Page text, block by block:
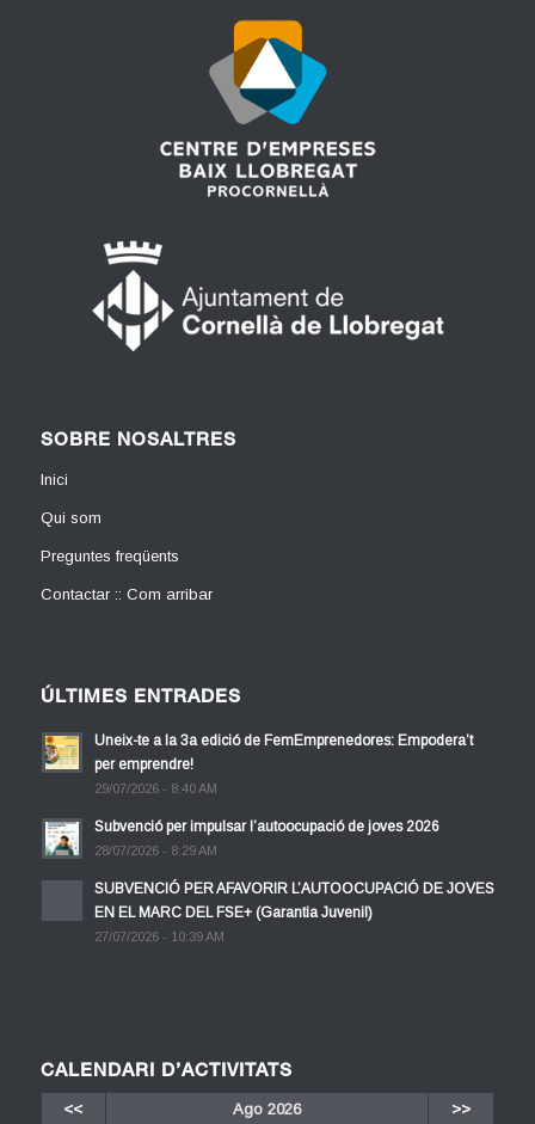
SOBRE NOSALTRES
Inici
Qui som
Preguntes freqüents
Contactar :: Com arribar
ÚLTIMES ENTRADES
Uneix-te a la 3a edició de FemEmprenedores: Empodera’t
per emprendre!
29/07/2026 - 8:40 AM
Subvenció per impulsar l’autoocupació de joves 2026
28/07/2026 - 8:29 AM
SUBVENCIÓ PER AFAVORIR L’AUTOOCUPACIÓ DE JOVES
EN EL MARC DEL FSE+ (Garantia Juvenil)
27/07/2026 - 10:39 AM
CALENDARI D’ACTIVITATS
<< Ago 2026
>>